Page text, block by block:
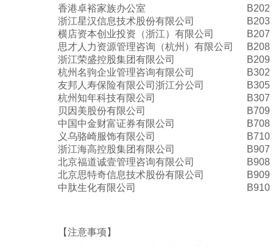
香港卓裕家族办公室
B202
浙江星汉信息技术股份有限公司
B203
横店资本创业投资（浙江）有限公司
B207
思才人力资源管理咨询（杭州）有限公司
B208
浙江荣盛控股集团有限公司
B209
杭州名驹企业管理咨询有限公司
B302
友邦人寿保险有限公司浙江分公司
B305
杭州知年科技有限公司
B307
贝因美股份有限公司
B709
中国中金财富证券有限公司
B708
义乌骆崎服饰有限公司
B710
浙江海高控股集团有限公司
B907
北京福道诚壹管理咨询有限公司
B908
北京思特奇信息技术股份有限公司
B909
中肽生化有限公司
B910
【注意事项】